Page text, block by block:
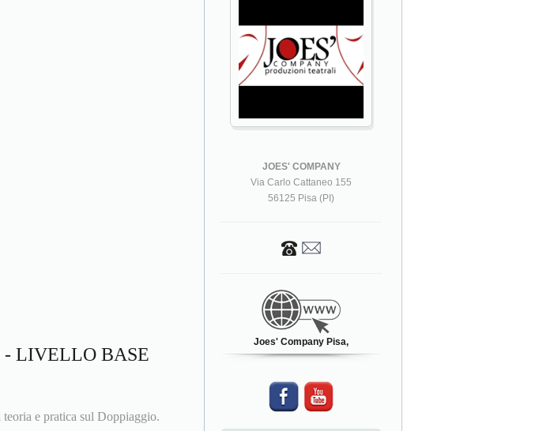
- LIVELLO BASE
e pratica sul Doppiaggio.
JOES' COMPANY
Via Carlo Cattaneo 155
56125 Pisa (PI)
Joes' Company Pisa,